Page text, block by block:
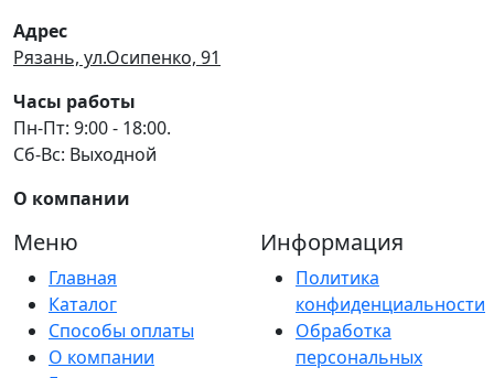
Адрес
Рязань, ул.Осипенко, 91
Часы работы
Пн-Пт: 9:00 - 18:00.
Сб-Вс: Выходной
О компании
Меню
Главная
Каталог
Способы оплаты
О компании
Информация
Политика
конфиденциальности
Обработка
персональных